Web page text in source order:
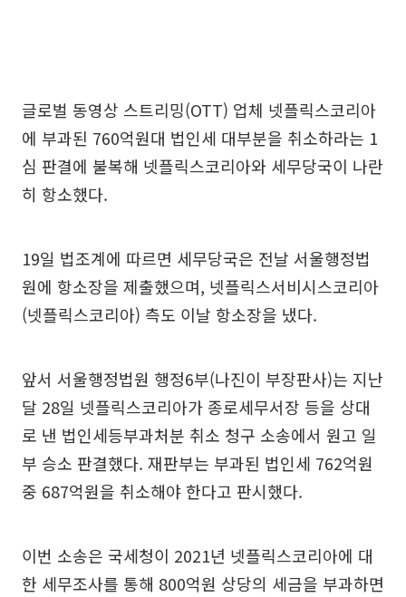
글로벌 동영상 스트리밍(OTT) 업체 넷플릭스코리아
에 부과된 760억원대 법인세 대부분을 취소하라는 1
심 판결에 불복해 넷플릭스코리아와 세무당국이 나란
히 항소했다.
19일 법조계에 따르면 세무당국은 전날 서울행정법
원에 항소장을 제출했으며, 넷플릭스서비시스코리아
(넷플릭스코리아) 측도 이날 항소장을 냈다.
앞서 서울행정법원 행정6부(나진이 부장판사)는 지난
달 28일 넷플릭스코리아가 종로세무서장 등을 상대
로 낸 법인세등부과처분 취소 청구 소송에서 원고 일
부 승소 판결했다. 재판부는 부과된 법인세 762억원
중 687억원을 취소해야 한다고 판시했다.
이번 소송은 국세청이 2021년 넷플릭스코리아에 대
한 세무조사를 통해 800억원 상당의 세금을 부과하면